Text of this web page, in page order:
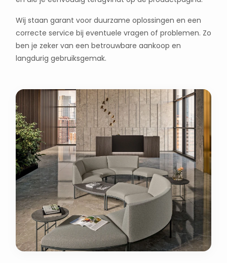
Wij staan garant voor duurzame oplossingen en een
correcte service bij eventuele vragen of problemen. Zo
ben je zeker van een betrouwbare aankoop en
langdurig gebruiksgemak.